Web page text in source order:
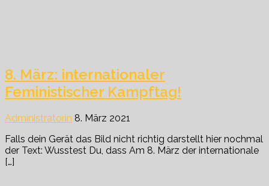
8. März: internationaler
Feministischer Kampftag!
Administratorin 8. März 2021
Falls dein Gerät das Bild nicht richtig darstellt hier nochmal
der Text: Wusstest Du, dass Am 8. März der internationale
[…]